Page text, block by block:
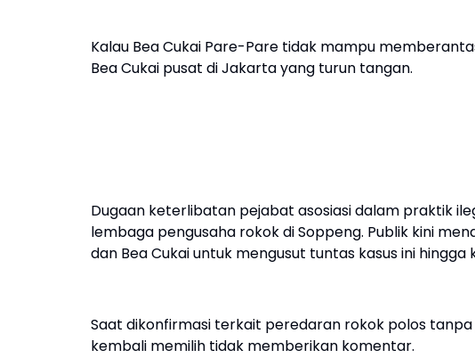
Kalau Bea Cukai Pare-Pare tidak mampu
Bea Cukai pusat di Jakarta yang turun tangan.
Dugaan keterlibatan pejabat asosiasi dalam praktik
lembaga pengusaha rokok di Soppeng. Publik kini
dan Bea Cukai untuk mengusut tuntas kasus ini
Saat dikonfirmasi terkait peredaran rokok polos tanpa
kembali memilih tidak memberikan komentar.